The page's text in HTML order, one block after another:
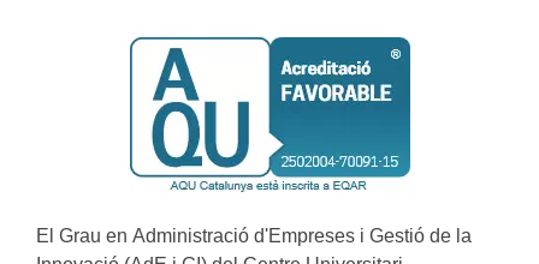
El Grau en Administració d'Empreses i Gestió de la